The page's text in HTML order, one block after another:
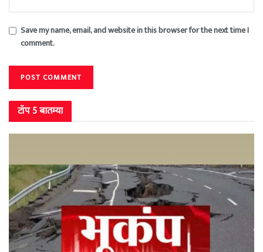
Save my name, email, and website in this browser for the next time I
comment.
टॉप 5 बातम्या